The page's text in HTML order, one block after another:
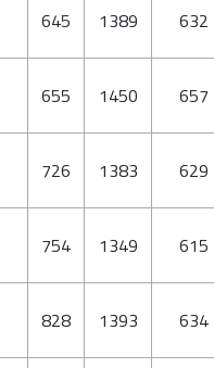
645 1389 632
655 1450 657
726 1383 629
754 1349 615
828 1393 634